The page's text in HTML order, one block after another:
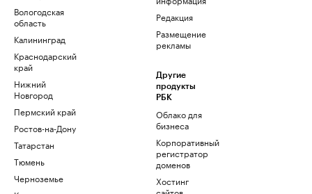
Вологодская
область
Калининград
Краснодарский
край
Нижний
Новгород
Пермский край
Ростов-на-Дону
Татарстан
Тюмень
Черноземье
Редакция
Размещение
рекламы
Другие
продукты
РБК
Облако для
бизнеса
Корпоративный
регистратор
доменов
Хостинг